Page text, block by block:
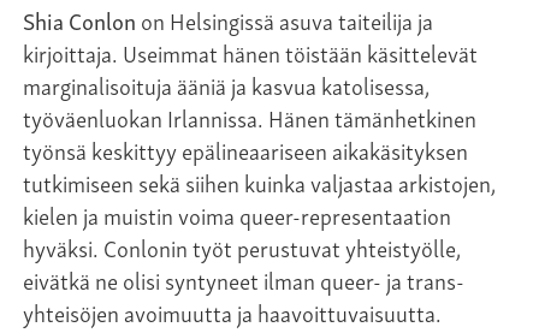
Shia Conlonon Helsingissä asuva taiteilija ja
kirjoittaja. Useimmat hänen töistään käsittelevät
marginalisoituja ääniä ja kasvua katolisessa,
työväenluokan Irlannissa. Hänen tämänhetkinen
työnsä keskittyy epälineaariseen aikakäsityksen
tutkimiseen sekä siihen kuinka valjastaa arkistojen,
kielen ja muistin voima queer-representaation
hyväksi. Conlonin työt perustuvat yhteistyölle,
eivätkä ne olisi syntyneet ilman queer- ja trans-
yhteisöjen avoimuutta ja haavoittuvaisuutta.